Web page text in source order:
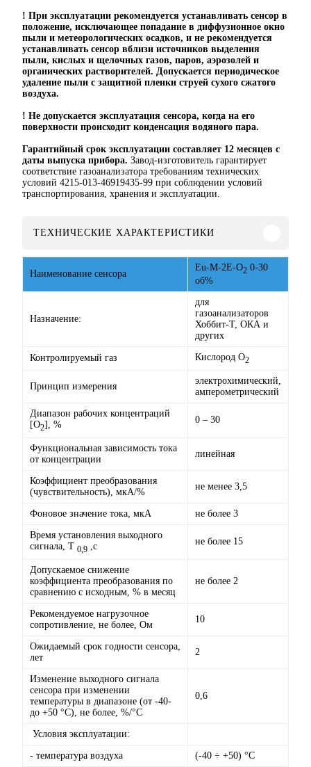
! При эксплуатации рекомендуется устанавливать сенсор в
положение, исключающее попадание в диффузионное окно
пыли и метеорологических осадков, и не рекомендуется
устанавливать сенсор вблизи источников выделения
пыли, кислых и щелочных газов, паров, аэрозолей и
органических растворителей. Допускается периодическое
удаление пыли с защитной пленки струей сухого сжатого
воздуха.
! Не допускается эксплуатация сенсора, когда на его
поверхности происходит конденсация водяного пара.
Гарантийный срок эксплуатации составляет 12 месяцев с
даты выпуска прибора. Завод-изготовитель гарантирует
соответствие газоанализатора требованиям технических
условий 4215-013-46919435-99 при соблюдении условий
транспортирования, хранения и эксплуатации.
ТЕХНИЧЕСКИЕ ХАРАКТЕРИСТИКИ
Наименование сенсора
Eu-M-2Е-O2 0-30
об%
Назначение:
для
газоанализаторов
Хоббит-Т, ОКА и
других
Контролируемый газ Кислород O2
Принцип измерения
электрохимический,
амперометрический
Диапазон рабочих концентраций
[O2], % 0 – 30
Функциональная зависимость тока
от концентрации
линейная
Коэффициент преобразования
(чувствительность), мкА/%
не менее 3,5
Фоновое значение тока, мкА не более 3
Время установления выходного
cигнала, Т 0,9 ,с не более 15
Допускаемое снижение
коэффициента преобразования по
сравнению с исходным, % в месяц
не более 2
Рекомендуемое нагрузочное
сопротивление, не более, Ом
10
Ожидаемый срок годности сенсора,
лет
2
Изменение выходного сигнала
сенсора при изменении
температуры в диапазоне (от -40-
до +50 °С), не более, %/°С
0,6
Условия эксплуатации:
- температура воздуха (-40 ÷ +50) °С